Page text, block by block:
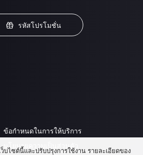
รหัสโปรโมชั่น
ข้อกำหนดในการให้บริการ
นโยบายความเป็นส่วนตัว
ว็บไซต์นี้และปรับปรุงการใช้งาน รายละเอียดของ